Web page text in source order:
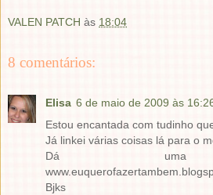
VALEN PATCH às 18:04
8 comentários:
Elisa 6 de maio de 2009 às
Estou encantada com tudinho
Já linkei várias coisas lá para o
Dá uma
Bjks